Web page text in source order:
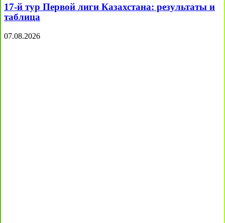
17-й тур Первой лиги Казахстана: результаты и
таблица
07.08.2026